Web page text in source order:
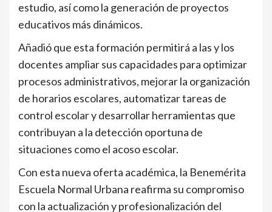
estudio, así como la generación de proyectos
educativos más dinámicos.
Añadió que esta formación permitirá a las y los
docentes ampliar sus capacidades para optimizar
procesos administrativos, mejorar la organización
de horarios escolares, automatizar tareas de
control escolar y desarrollar herramientas que
contribuyan a la detección oportuna de
situaciones como el acoso escolar.
Con esta nueva oferta académica, la Benemérita
Escuela Normal Urbana reafirma su compromiso
con la actualización y profesionalización del